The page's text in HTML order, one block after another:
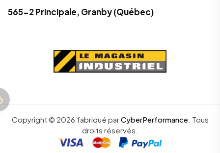
565-2 Principale, Granby (Québec)
Copyright © 2026 fabriqué parCyberPerformance. Tous
droits réservés.